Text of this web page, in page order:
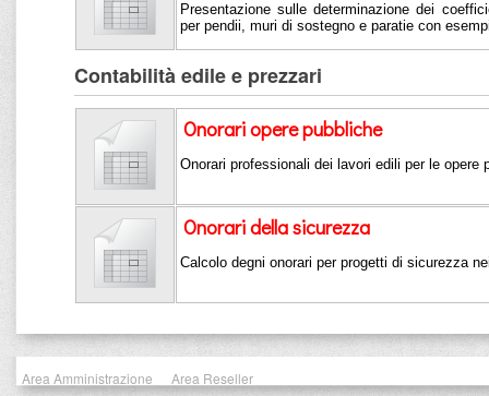
Presentazione sulle determinazione dei
per pendii, muri di sostegno e paratie con
Contabilità edile e prezzari
Onorari opere pubbliche
Onorari professionali dei lavori edili per le opere
Onorari della sicurezza
Calcolo degni onorari per progetti di sicurezza
Area Amministrazione
Area Reseller